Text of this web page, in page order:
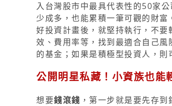
入台灣股市中最具代表性的50家
少成多，也能累積一筆可觀的財富
好投資計畫後，就堅持執行，不
效、費用率等，找到最適合自己
的基金；如果是積極型投資人，則
公開明星私藏！小資族也能
想要錢滾錢 ，第一步就是要先存